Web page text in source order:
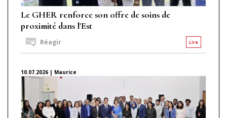
Le GHER renforce son offre de soins de
proximité dans l'Est
Lire
Réagir
10.07.2026 | Maurice